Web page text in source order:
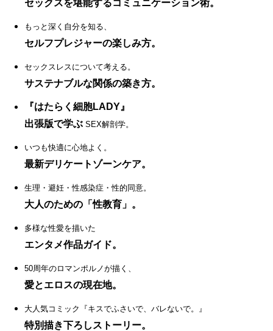
セックスを堪能するコミュニケーション術。
もっと深く自分を知る、
セルフプレジャーの楽しみ方。
セックスレスについて考える。
サステナブルな関係の築き方。
『はたらく細胞LADY』
出張版で学ぶ SEX解剖学。
いつも快適に心地よく。
最新デリケートゾーンケア。
生理・避妊・性感染症・性的同意。
大人のための「性教育」。
多様な性愛を描いた
エンタメ作品ガイド。
50周年のロマンポルノが描く、
愛とエロスの現在地。
大人気コミック『キスでふさいで、バレないで。』
特別描き下ろしストーリー。